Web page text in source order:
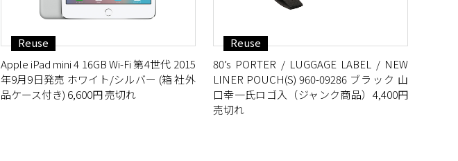
Reuse
Apple iPad mini 4 16GB Wi-Fi 第4世代 2015
年9月9日発売 ホワイト/シルバー (箱 社外
品ケース付き) 6,600円 売切れ
Reuse
80’s PORTER / LUGGAGE LABEL / NEW
LINER POUCH(S) 960-09286 ブラック 山
口幸一氏ロゴ入（ジャンク商品）4,400円
売切れ